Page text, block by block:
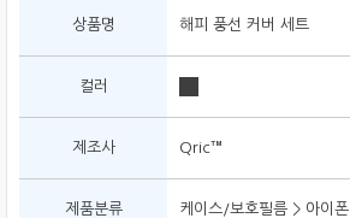
상품명 해피 풍선 커버 세트
컬러
제조사 Qric™
제품분류 케이스/보호필름 > 아이폰